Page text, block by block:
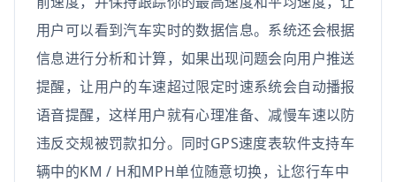
用户可以看到汽车实时的数据信息。系统还会根据
信息进行分析和计算，如果出现问题会向用户推送
提醒，让用户的车速超过限定时速系统会自动播报
语音提醒，这样用户就有心理准备、减慢车速以防
违反交规被罚款扣分。同时GPS速度表软件支持车
辆中的KM / H和MPH单位随意切换，让您行车中